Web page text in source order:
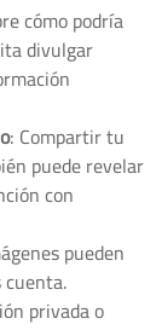
cómo podría
divulgar
: Compartir tu
puede revelar
con
pueden
privada o